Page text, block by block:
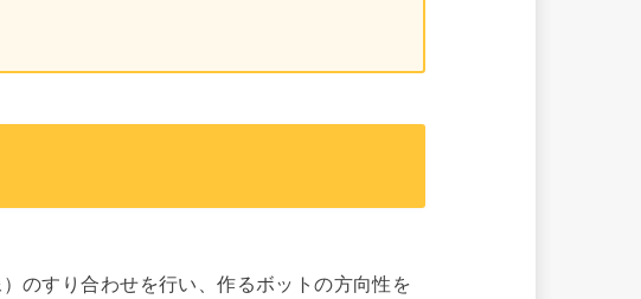
のすり合わせを行い、作るボットの方向性を